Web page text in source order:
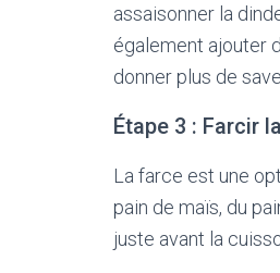
assaisonner la
également ajouter
donner plus de
Étape 3 : Farcir
La farce est une
pain de maïs, du
juste avant la